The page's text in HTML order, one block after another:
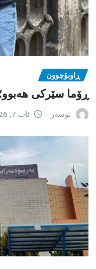
ڕاوبۆچوون
ڕۆما سێرکی
نوسەر ئاب 7, 2026